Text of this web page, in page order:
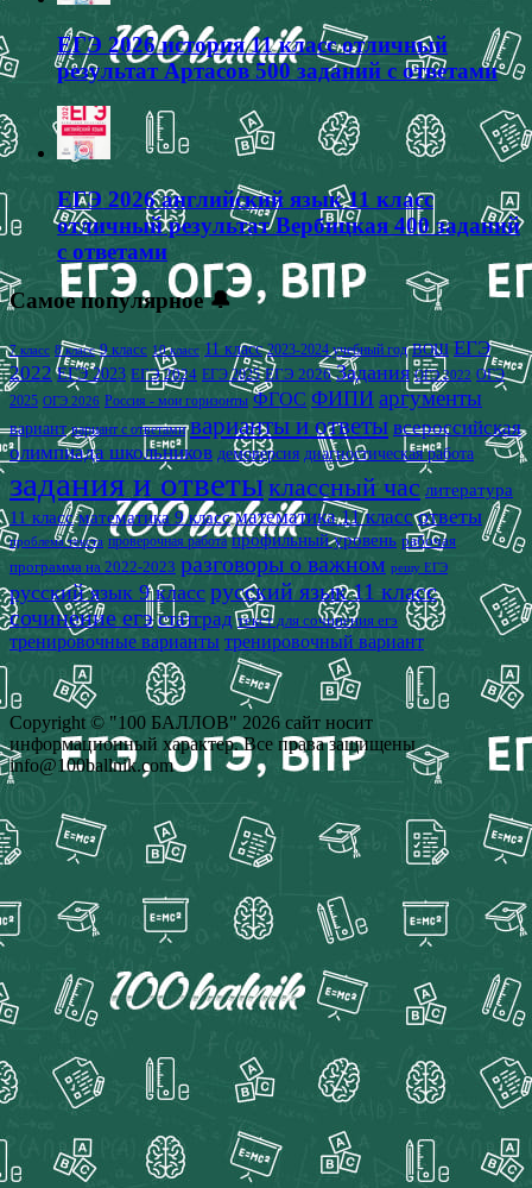
ЕГЭ 2026 история 11 класс отличный
результат Артасов 500 заданий с ответами
ЕГЭ 2026 английский язык 11 класс
отличный результат Вербицкая 400 заданий
с ответами
Самое популярное 🔔
7 класс 8 класс 9 класс 10 класс 11 класс 2023-2024 учебный год ВОШ ЕГЭ
2022 ЕГЭ 2023 ЕГЭ 2024 ЕГЭ 2025 ЕГЭ 2026 Задания ОГЭ 2022 ОГЭ
2025 ОГЭ 2026 Россия - мои горизонты ФГОС ФИПИ аргументы
вариант вариант с ответами варианты и ответы всероссийская
олимпиада школьников демоверсия диагностическая работа
задания и ответыклассный час литература
11 класс математика 9 класс математика 11 класс ответы
проблема текста проверочная работа профильный уровень рабочая
программа на 2022-2023 разговоры о важном решу ЕГЭ
русский язык 9 класс русский язык 11 класс
сочинение егэ статград текст для сочинения егэ
тренировочные варианты тренировочный вариант
Copyright © "100 БАЛЛОВ" 2026 сайт носит
информационный характер. Все права защищены
info@100ballnik.com